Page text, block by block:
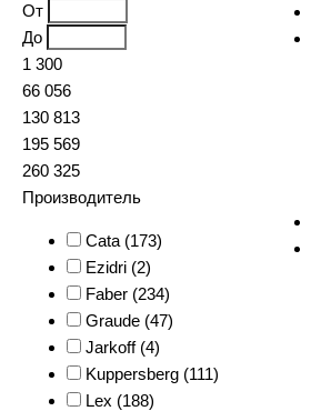
От
До
1 300
66 056
130 813
195 569
260 325
Производитель
Cata (173)
Ezidri (2)
Faber (234)
Graude (47)
Jarkoff (4)
Kuppersberg (111)
Lex (188)